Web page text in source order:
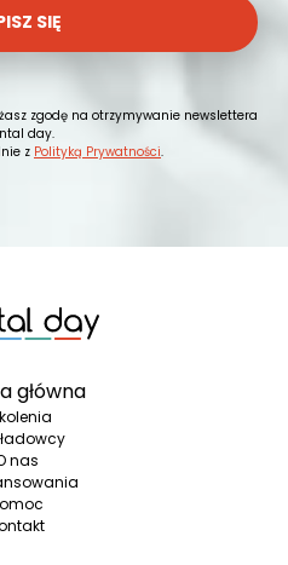
SIĘ
zgodę na otrzymywanie newslettera
day.
z Polityką Prywatności.
główna
nas